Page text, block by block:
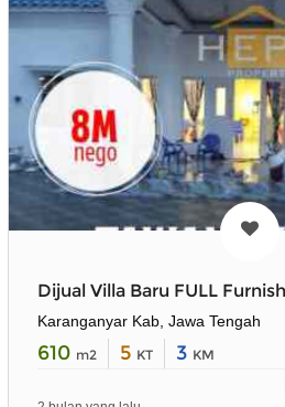
Dijual Villa Baru FULL
Karanganyar Kab, Jawa Tengah
610 m2 5 KT 3 KM